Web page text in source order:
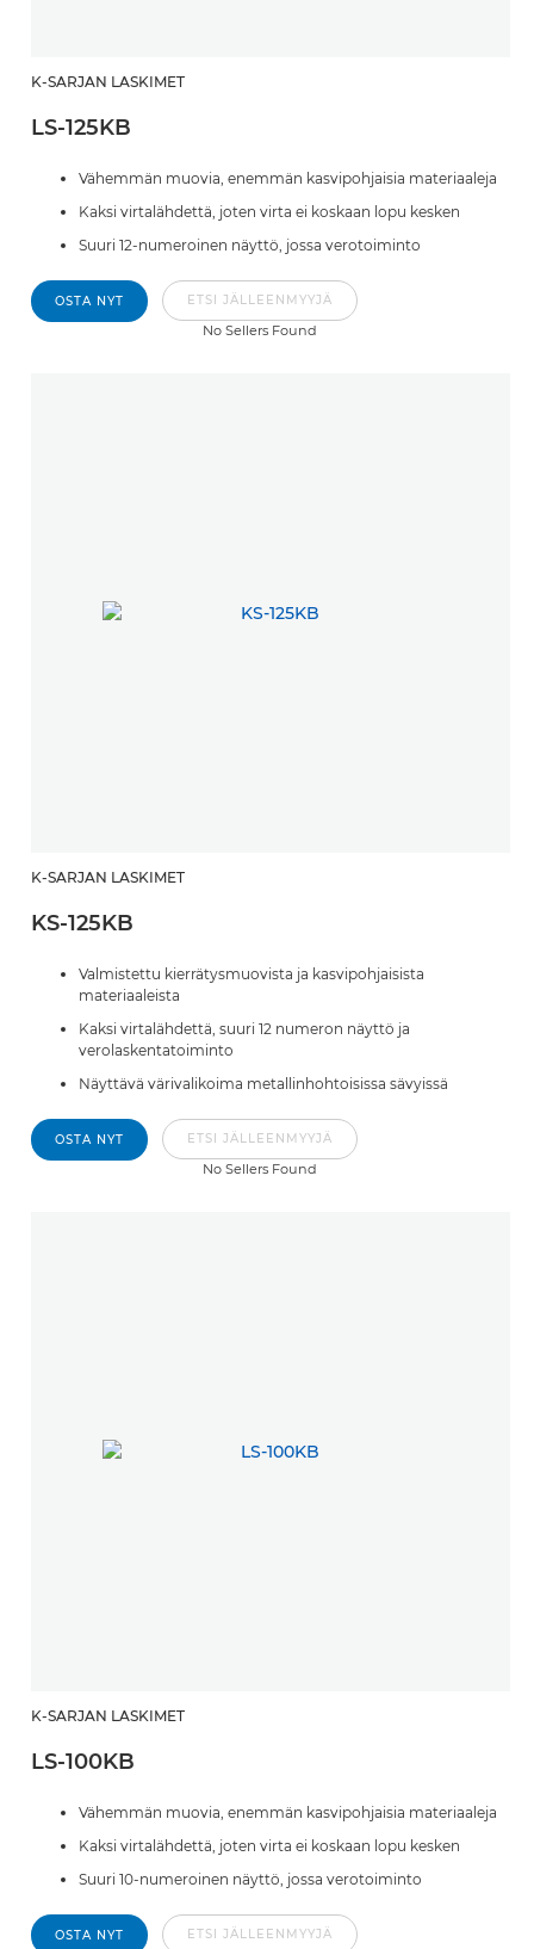
K-SARJAN LASKIMET
LS-125KB
Vähemmän muovia, enemmän kasvipohjaisia materiaaleja
Kaksi virtalähdettä, joten virta ei koskaan lopu kesken
Suuri 12-numeroinen näyttö, jossa verotoiminto
OSTA NYT ETSI JÄLLEENMYYJÄ
No Sellers Found
K-SARJAN LASKIMET
KS-125KB
Valmistettu kierrätysmuovista ja kasvipohjaisista
materiaaleista
Kaksi virtalähdettä, suuri 12 numeron näyttö ja
verolaskentatoiminto
Näyttävä värivalikoima metallinhohtoisissa sävyissä
OSTA NYT ETSI JÄLLEENMYYJÄ
No Sellers Found
K-SARJAN LASKIMET
LS-100KB
Vähemmän muovia, enemmän kasvipohjaisia materiaaleja
Kaksi virtalähdettä, joten virta ei koskaan lopu kesken
Suuri 10-numeroinen näyttö, jossa verotoiminto
OSTA NYT ETSI JÄLLEENMYYJÄ